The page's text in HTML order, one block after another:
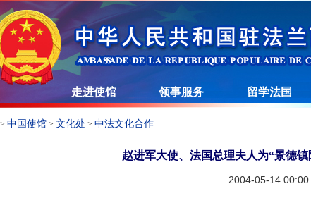
走进使馆 领事服务 留学法国
> 中国使馆> 文化处 > 中法文化合作
赵进军大使、法国总理夫人为“景德
2004-05-14 00:00